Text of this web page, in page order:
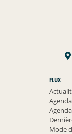
FLUX
Agenda
Mode